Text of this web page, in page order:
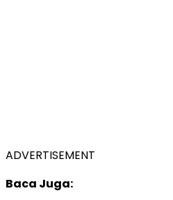
ADVERTISEMENT
Baca Juga: